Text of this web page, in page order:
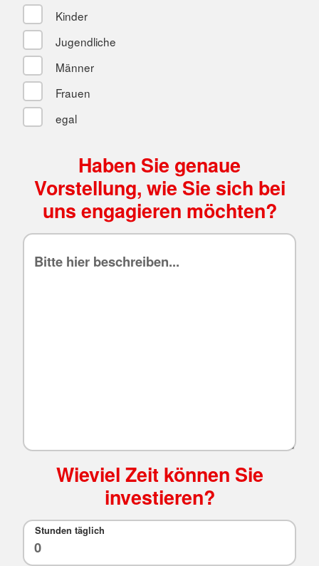
Kinder
Jugendliche
Männer
Frauen
egal
Haben Sie genaue
Vorstellung, wie Sie sich bei
uns engagieren möchten?
Wieviel Zeit können Sie
investieren?
Stunden täglich